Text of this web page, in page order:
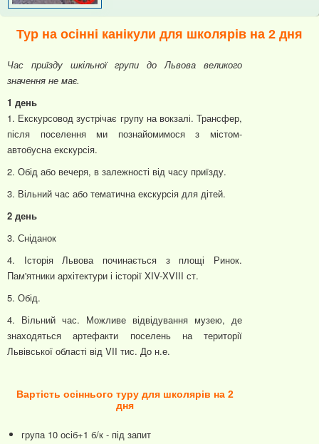
Тур на осінні канікули для школярів на 2 дня
Час приїзду шкільної групи до Львова великого
значення не має.
1 день
1. Екскурсовод зустрічає групу на вокзалі. Трансфер,
після поселення ми познайомимося з містом-
автобусна екскурсія.
2. Обід або вечеря, в залежності від часу приїзду.
3. Вільний час або тематична екскурсія для дітей.
2 день
3. Сніданок
4. Історія Львова починається з площі Ринок.
Пам'ятники архітектури і історії XIV-XVIII ст.
5. Обід.
4. Вільний час. Можливе відвідування музею, де
знаходяться артефакти поселень на території
Львівської області від VII тис. До н.е.
Вартість осіннього туру для школярів на 2
дня
група 10 осіб+1 б/к - під запит